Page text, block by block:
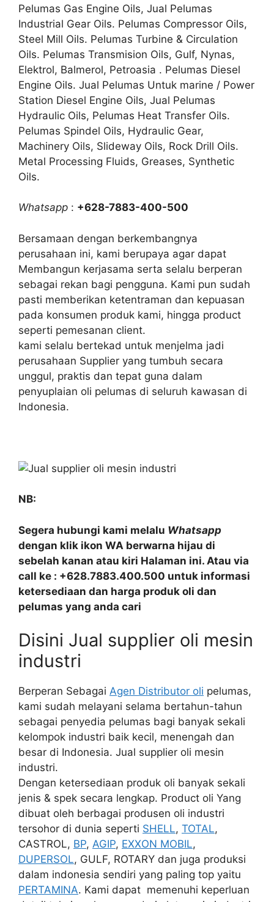
Pelumas Gas Engine Oils, Jual Pelumas
Industrial Gear Oils. Pelumas Compressor Oils,
Steel Mill Oils. Pelumas Turbine & Circulation
Oils. Pelumas Transmision Oils, Gulf, Nynas,
Elektrol, Balmerol, Petroasia . Pelumas Diesel
Engine Oils. Jual Pelumas Untuk marine / Power
Station Diesel Engine Oils, Jual Pelumas
Hydraulic Oils, Pelumas Heat Transfer Oils.
Pelumas Spindel Oils, Hydraulic Gear,
Machinery Oils, Slideway Oils, Rock Drill Oils.
Metal Processing Fluids, Greases, Synthetic
Oils.
Whatsapp : +628-7883-400-500
Bersamaan dengan berkembangnya
perusahaan ini, kami berupaya agar dapat
Membangun kerjasama serta selalu berperan
sebagai rekan bagi pengguna. Kami pun sudah
pasti memberikan ketentraman dan kepuasan
pada konsumen produk kami, hingga product
seperti pemesanan client.
kami selalu bertekad untuk menjelma jadi
perusahaan Supplier yang tumbuh secara
unggul, praktis dan tepat guna dalam
penyuplaian oli pelumas di seluruh kawasan di
Indonesia.
NB:
Segera hubungi kami melalu Whatsapp
dengan klik ikon WA berwarna hijau di
sebelah kanan atau kiri Halaman ini. Atau via
call ke : +628.7883.400.500 untuk informasi
ketersediaan dan harga produk oli dan
pelumas yang anda cari
Disini Jual supplier oli mesin
industri
Berperan Sebagai Agen Distributor oli pelumas,
kami sudah melayani selama bertahun-tahun
sebagai penyedia pelumas bagi banyak sekali
kelompok industri baik kecil, menengah dan
besar di Indonesia. Jual supplier oli mesin
industri.
Dengan ketersediaan produk oli banyak sekali
jenis & spek secara lengkap. Product oli Yang
dibuat oleh berbagai produsen oli industri
tersohor di dunia seperti SHELL, TOTAL,
CASTROL, BP, AGIP, EXXON MOBIL,
DUPERSOL, GULF, ROTARY dan juga produksi
dalam indonesia sendiri yang paling top yaitu
PERTAMINA. Kami dapat memenuhi keperluan